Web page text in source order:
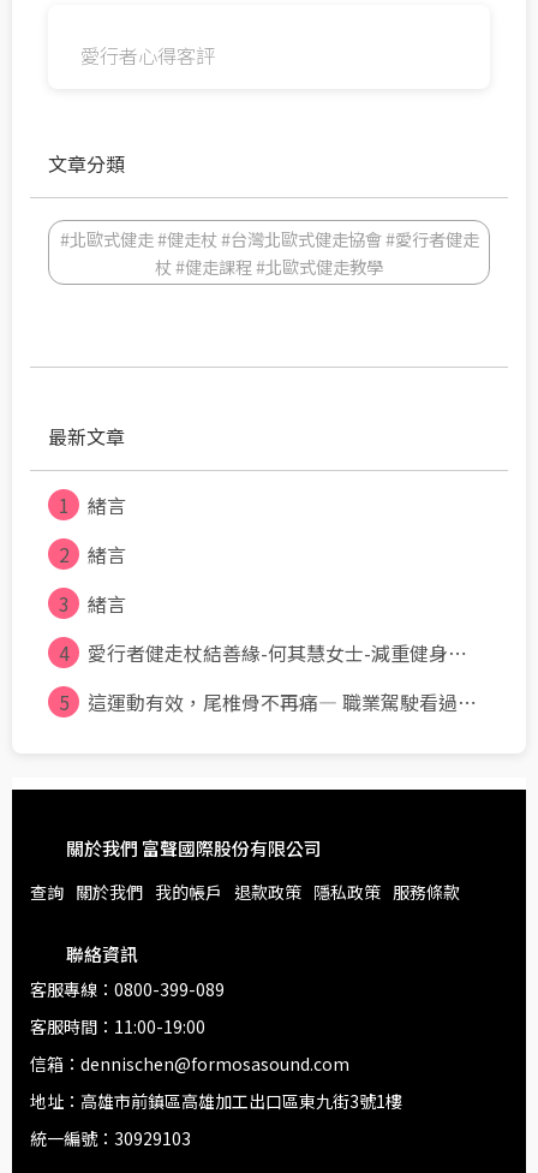
愛行者心得客評
文章分類
#北歐式健走 #健走杖 #台灣北歐式健走協會 #愛行者健走
杖 #健走課程 #北歐式健走教學
最新文章
1
緒言
2
緒言
3
緒言
4
愛行者健走杖結善緣-何其慧女士-減重健身⋯
5
這運動有效，尾椎骨不再痛— 職業駕駛看過⋯
關於我們 富聲國際股份有限公司
查詢 關於我們 我的帳戶 退款政策 隱私政策 服務條款
聯絡資訊
客服專線：0800-399-089
客服時間：11:00-19:00
信箱：dennischen@formosasound.com
地址：高雄市前鎮區高雄加工出口區東九街3號1樓
統一編號：30929103